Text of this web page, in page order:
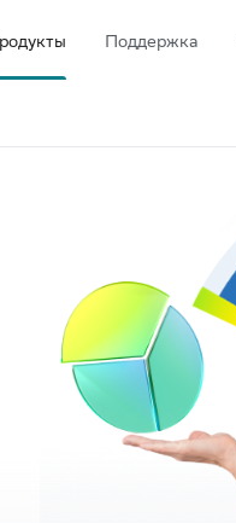
Поддержка